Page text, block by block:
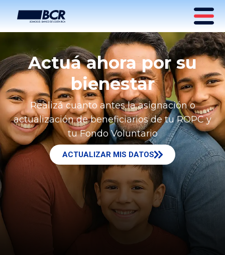
Actuá ahora por su
bienestar
Realizá cuanto antes la asignación o
actualización de beneficiarios de tu ROPC y
tu Fondo Voluntario
ACTUALIZAR MIS DATOS